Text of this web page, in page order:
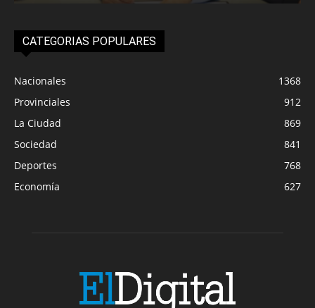
CATEGORIAS POPULARES
Nacionales
1368
Provinciales
912
La Ciudad
869
Sociedad
841
Deportes
768
Economía
627